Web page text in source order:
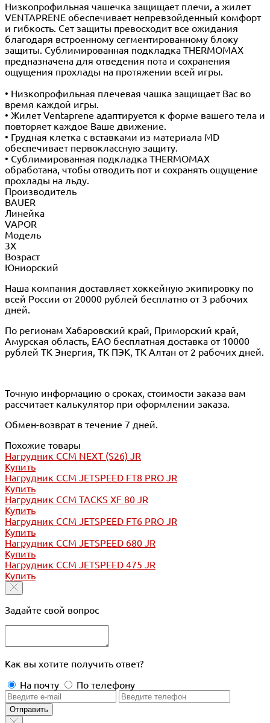
Низкопрофильная чашечка защищает плечи, а жилет
VENTAPRENE обеспечивает непревзойденный комфорт
и гибкость. Сет защиты превосходит все ожидания
благодаря встроенному сегментированному блоку
защиты. Сублимированная подкладка THERMOMAX
предназначена для отведения пота и сохранения
ощущения прохлады на протяжении всей игры.
• Низкопрофильная плечевая чашка защищает Вас во
время каждой игры.
• Жилет Ventaprene адаптируется к форме вашего тела и
повторяет каждое Ваше движение.
• Грудная клетка с вставками из материала MD
обеспечивает первоклассную защиту.
• Сублимированная подкладка THERMOMAX
обработана, чтобы отводить пот и сохранять ощущение
прохлады на льду.
Производитель
BAUER
Линейка
VAPOR
Модель
3X
Возраст
Юниорский
Наша компания доставляет хоккейную экипировку по
всей России от 20000 рублей бесплатно от 3 рабочих
дней.
По регионам Хабаровский край, Приморский край,
Амурская область, ЕАО бесплатная доставка от 10000
рублей ТК Энергия, ТК ПЭК, ТК Алтан от 2 рабочих дней.
Точную информацию о сроках, стоимости заказа вам
рассчитает калькулятор при оформлении заказа.
Обмен-возврат в течение 7 дней.
Похожие товары
Нагрудник CCM NEXT (S26) JR
Купить
Нагрудник CCM JETSPEED FT8 PRO JR
Купить
Нагрудник CCM TACKS XF 80 JR
Купить
Нагрудник CCM JETSPEED FT6 PRO JR
Купить
Нагрудник CCM JETSPEED 680 JR
Купить
Нагрудник CCM JETSPEED 475 JR
Купить
Задайте свой вопрос
Как вы хотите получить ответ?
На почту
По телефону
Отправить